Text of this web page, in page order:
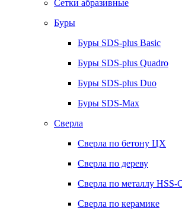
Сетки абразивные
Буры
Буры SDS-plus Basic
Буры SDS-plus Quadro
Буры SDS-plus Duo
Буры SDS-Max
Сверла
Сверла по бетону ЦХ
Сверла по дереву
Сверла по металлу HSS-
Сверла по керамике